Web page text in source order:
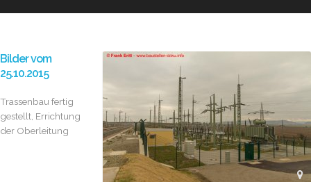
Bilder vom
25.10.2015
Trassenbau fertig
gestellt, Errichtung
der Oberleitung